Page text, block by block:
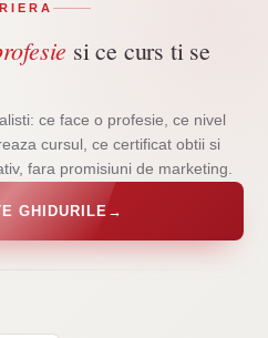
si ce curs ti se
ce face o profesie, ce nivel
cursul, ce certificat obtii si
fara promisiuni de marketing.
GHIDURILE →